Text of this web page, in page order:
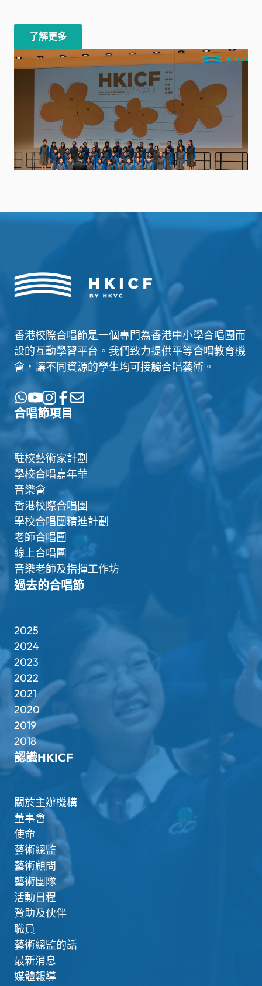
了解更多
香港校際合唱節是一個專門為香港中小學合唱團而
設的互動學習平台。我們致力提供平等合唱教育機
會，讓不同資源的學生均可接觸合唱藝術。
合唱節項目
駐校藝術家計劃
學校合唱嘉年華
音樂會
香港校際合唱團
學校合唱團精進計劃
老師合唱團
線上合唱團
音樂老師及指揮工作坊
過去的合唱節
2025
2024
2023
2022
2021
2020
2019
2018
認識HKICF
關於主辦機構
董事會
使命
藝術總監
藝術顧問
藝術團隊
活動日程
贊助及伙伴
職員
藝術總監的話
最新消息
媒體報導